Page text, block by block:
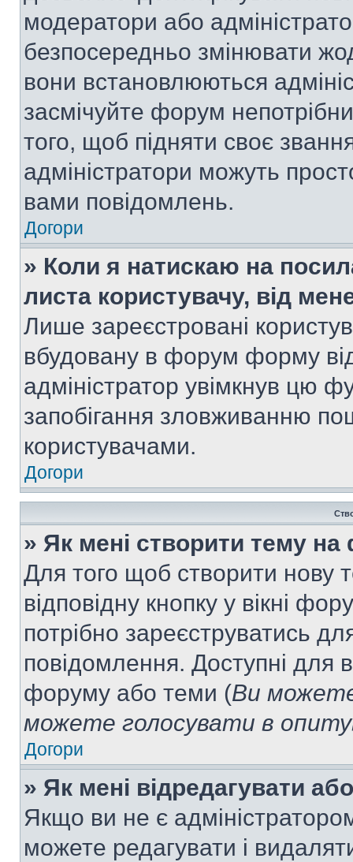
модератори або
безпосередньо змінювати
вони встановлюються
засмічуйте форум
того, щоб підняти своє
адміністратори можуть
вами повідомлень.
Догори
» Коли я натискаю на
листа користувачу, від
Лише зареєстровані
вбудовану в форум форму
адміністратор увімкнув цю
запобігання зловживанню
користувачами.
Догори
» Як мені створити тему на
Для того щоб створити нову
відповідну кнопку у вікні
потрібно зареєструватись
повідомлення. Доступні для
форуму або теми (Ви
можете голосувати в
Догори
» Як мені відредагувати
Якщо ви не є
можете редагувати і